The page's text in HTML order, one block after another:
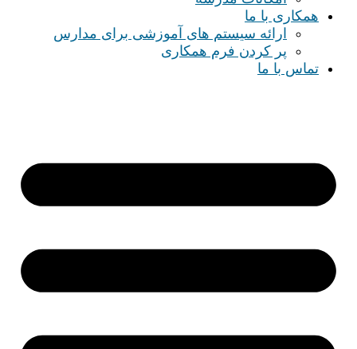
همکاری با ما
ارائه سیستم های آموزشی برای مدارس
پر کردن فرم همکاری
تماس با ما